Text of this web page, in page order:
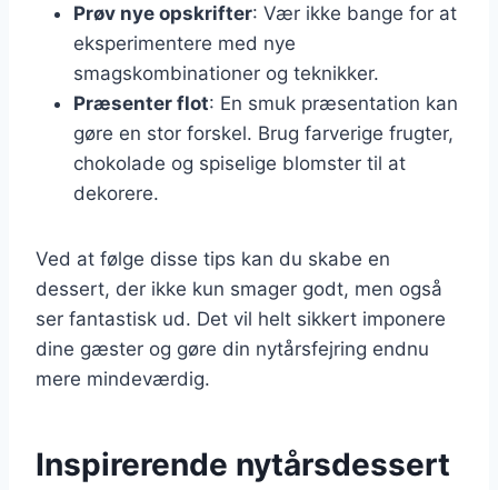
Prøv nye opskrifter: Vær ikke bange for at
eksperimentere med nye
smagskombinationer og teknikker.
Præsenter flot: En smuk præsentation kan
gøre en stor forskel. Brug farverige frugter,
chokolade og spiselige blomster til at
dekorere.
Ved at følge disse tips kan du skabe en
dessert, der ikke kun smager godt, men også
ser fantastisk ud. Det vil helt sikkert imponere
dine gæster og gøre din nytårsfejring endnu
mere mindeværdig.
Inspirerende nytårsdessert